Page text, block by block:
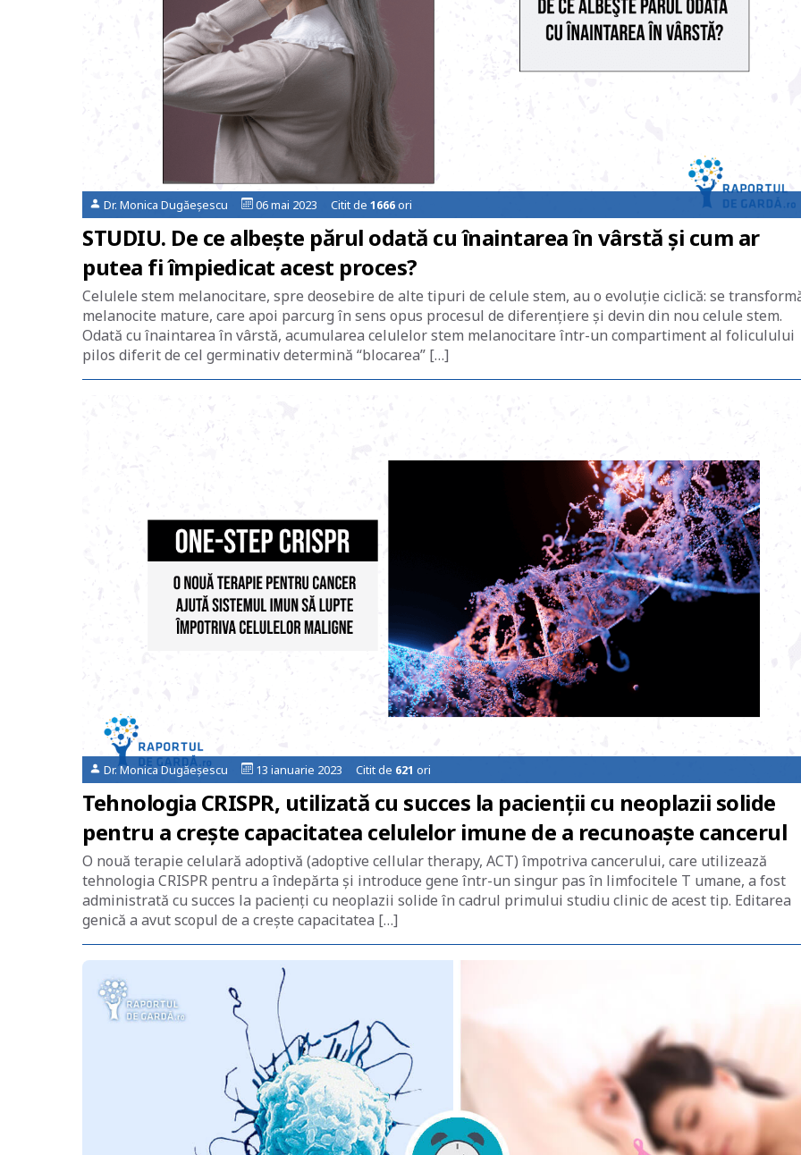
Dr. Monica Dugăeșescu 06 mai 2023 Citit de 1666ori
STUDIU. De ce albește părul odată cu înaintarea în vârstă și cum ar
putea fi împiedicat acest proces?
Celulele stem melanocitare, spre deosebire de alte tipuri de celule stem, au o evoluţie ciclică: se
melanocite mature, care apoi parcurg în sens opus procesul de diferenţiere şi devin din nou celule stem.
Odată cu înaintarea în vârstă, acumularea celulelor stem melanocitare într-un compartiment al foliculului
pilos diferit de cel germinativ determină “blocarea” […]
Dr. Monica Dugăeșescu 13 ianuarie 2023 Citit de 621 ori
Tehnologia CRISPR, utilizată cu succes la pacienţii cu neoplazii solide
pentru a creşte capacitatea celulelor imune de a recunoaşte cancerul
O nouă terapie celulară adoptivă (adoptive cellular therapy, ACT) împotriva cancerului, care utilizează
tehnologia CRISPR pentru a îndepărta şi introduce gene într-un singur pas în limfocitele T umane, a fost
administrată cu succes la pacienţi cu neoplazii solide în cadrul primului studiu clinic de acest tip. Editarea
genică a avut scopul de a creşte capacitatea […]